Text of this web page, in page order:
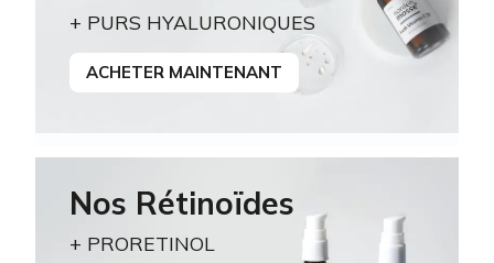
+ PURS HYALURONIQUES
ACHETER MAINTENANT
Nos Rétinoïdes
+ PRORETINOL